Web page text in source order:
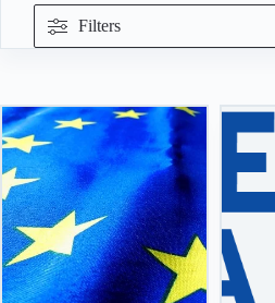
Filters